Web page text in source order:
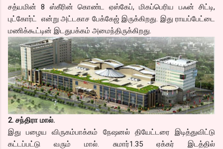
சத்யமின் 8 ஸ்கீரின் கொண்ட ஏஸ்கேப், மிகப்பெரிய பஃன் சிட்டி,
புட்கோர்ட் என்று அட்டகாச பேக்கேஜ் இருக்கிறது. இது ராயப்பேட்டை
மணிக்கூட்டின் இடதுபக்கம் அமைந்திருக்கிறது.
2. சந்திரா மால்.
இது பழைய விருகம்பாக்கம் நேஷனல் தியேட்டரை இடித்துவிட்டு
கட்டப்பட்டு வரும் மால். சுமார்1.35 ஏக்கர் இடத்தில்